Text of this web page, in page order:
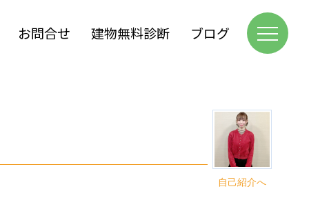
お問合せ 建物無料診断 ブログ
自己紹介へ